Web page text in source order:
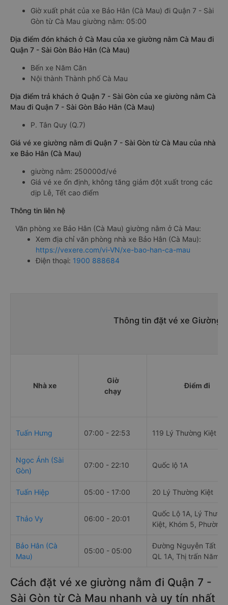
Giờ xuất phát của xe Bảo Hân (Cà Mau) đi Quận 7 - Sài
Gòn từ Cà Mau giường nằm: 05:00
Địa điểm đón khách ở Cà Mau của xe giường nằm Cà Mau đi
Quận 7 - Sài Gòn Bảo Hân (Cà Mau)
Bến xe Năm Căn
Nội thành Thành phố Cà Mau
Địa điểm trả khách ở Quận 7 - Sài Gòn của xe giường nằm Cà
Mau đi Quận 7 - Sài Gòn Bảo Hân (Cà Mau)
P. Tân Quy (Q.7)
Giá vé xe giường nằm đi Quận 7 - Sài Gòn từ Cà Mau của nhà
xe Bảo Hân (Cà Mau)
giường nằm: 250000đ/vé
Giá vé xe ổn định, không tăng giảm đột xuất trong các
dịp Lễ, Tết cao điểm
Thông tin liên hệ
Văn phòng xe Bảo Hân (Cà Mau) giường nằm ở Cà Mau:
Xem địa chỉ văn phòng nhà xe Bảo Hân (Cà Mau):
https://vexere.com/vi-VN/xe-bao-han-ca-mau
Điện thoại: 1900 888684
Thông tin đặt vé xe Giường
Nhà xe
Giờ
chạy
Điểm đi
Tuấn Hưng 07:00 - 22:53 119 Lý Thường Kiệt
Ngọc Ánh (Sài
Gòn)
07:00 - 22:10 Quốc lộ 1A
Tuấn Hiệp 05:00 - 17:00 20 Lý Thường Kiệt
Thảo Vy 06:00 - 20:01
Quốc Lộ 1A, Lý
Kiệt, Khóm 5, Phường
Bảo Hân (Cà
Mau)
05:00 - 05:00
Đường Nguyễn Tất
QL 1A, Thị trấn Năm
Cách đặt vé xe giường nằm đi Quận 7 -
Sài Gòn từ Cà Mau nhanh và uy tín nhất